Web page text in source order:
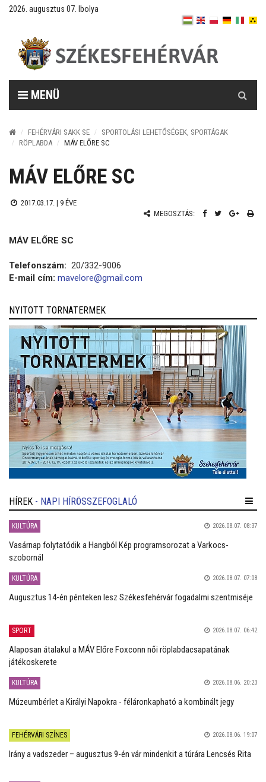
2026. augusztus 07. Ibolya
MENÜ
FEHÉRVÁRI SAKK SE
SPORTOLÁSI LEHETŐSÉGEK, SPORTÁGAK
RÖPLABDA
MÁV ELŐRE SC
MÁV ELŐRE SC
2017.03.17. | 9 ÉVE
MEGOSZTÁS:
MÁV ELŐRE SC
Telefonszám: 20/332-9006
E-mail cím: mavelore@gmail.com
NYITOTT TORNATERMEK
HÍREK - NAPI HÍRÖSSZEFOGLALÓ
KULTÚRA 2026.08.07. 08:37
Vasárnap folytatódik a Hangból Kép programsorozat a Varkocs-
szobornál
KULTÚRA 2026.08.07. 07:08
Augusztus 14-én pénteken lesz Székesfehérvár fogadalmi szentmiséje
SPORT 2026.08.07. 06:42
Alaposan átalakul a MÁV Előre Foxconn női röplabdacsapatának
játékoskerete
KULTÚRA 2026.08.06. 20:23
Múzeumbérlet a Királyi Napokra - féláronkapható a kombinált jegy
FEHÉRVÁRI SZÍNES 2026.08.06. 19:07
Irány a vadszeder – augusztus 9-én vár mindenkit a túrára Lencsés Rita